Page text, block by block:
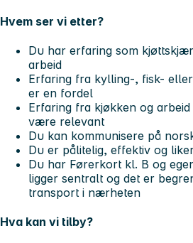
Hvem ser vi etter?
Du har erfaring som
arbeid
Erfaring fra kylling-, fisk-
er en fordel
Erfaring fra kjøkken og
være relevant
Du kan kommunisere på
Du er pålitelig, effektiv og
Du har Førerkort kl. B og
ligger sentralt og det er
transport i nærheten
Hva kan vi tilby?